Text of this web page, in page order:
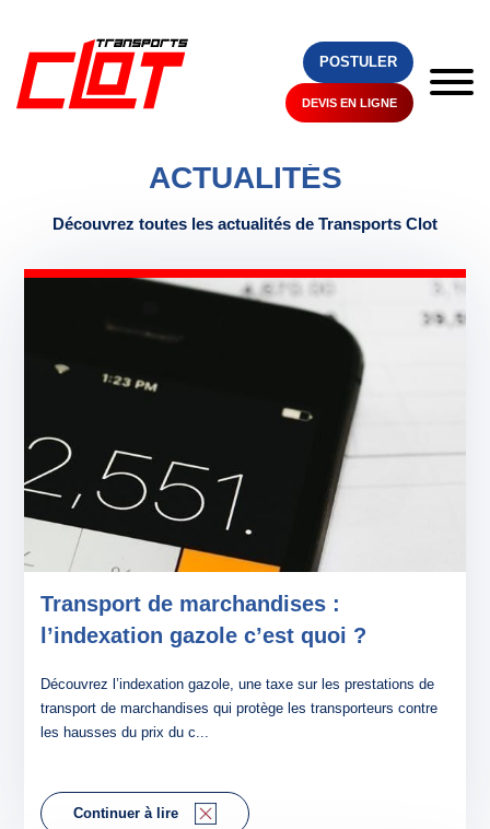
POSTULER
DEVIS EN LIGNE
ACTUALITÉS
Découvrez toutes les actualités de Transports Clot
Transport de marchandises :
l’indexation gazole c’est quoi ?
Découvrez l’indexation gazole, une taxe sur les prestations de
transport de marchandises qui protège les transporteurs contre
les hausses du prix du c...
Continuer à lire